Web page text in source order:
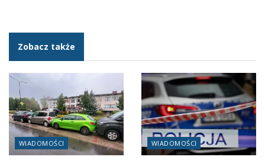
Zobacz także
WIADOMOŚCI WIADOMOŚCI